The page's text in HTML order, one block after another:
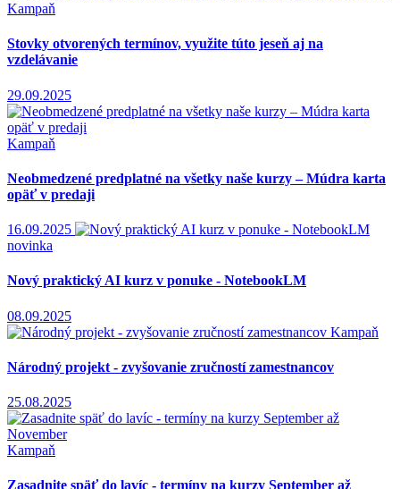
Kampaň
Stovky otvorených termínov, využite túto jeseň aj na
vzdelávanie
29.09.2025
Kampaň
Neobmedzené predplatné na všetky naše kurzy – Múdra karta
opäť v predaji
16.09.2025
novinka
Nový praktický AI kurz v ponuke - NotebookLM
08.09.2025
Kampaň
Národný projekt - zvyšovanie zručností zamestnancov
25.08.2025
Kampaň
Zasadnite späť do lavíc - termíny na kurzy September až